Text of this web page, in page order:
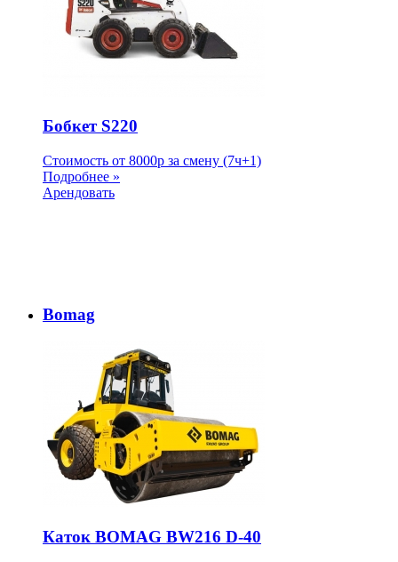
Бобкет S220
Стоимость от 8000p за смену (7ч+1)
Подробнее »
Арендовать
Bomag
Каток BOMAG BW216 D-40